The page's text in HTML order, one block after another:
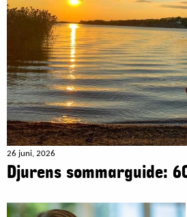
26 juni, 2026
Djurens sommarguide: